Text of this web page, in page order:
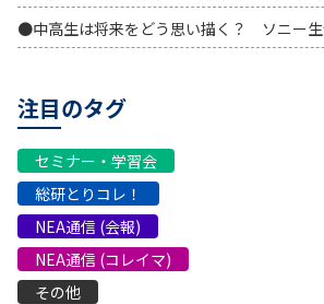
●中高生は将来をどう思い描く？ ソニー
注目のタグ
セミナー・学習会
総研とりコレ！
NEA通信 (会報)
NEA通信 (コレイマ)
その他